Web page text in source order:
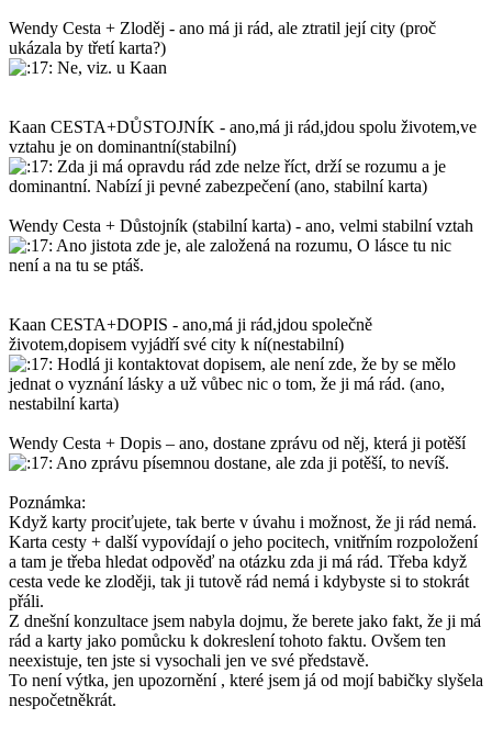
Wendy Cesta + Zloděj - ano má ji rád, ale ztratil její city (proč
ukázala by třetí karta?)
Ne, viz. u Kaan
Kaan CESTA+DŮSTOJNÍK - ano,má ji rád,jdou spolu životem,ve
vztahu je on dominantní(stabilní)
Zda ji má opravdu rád zde nelze říct, drží se rozumu a je
dominantní. Nabízí ji pevné zabezpečení (ano, stabilní karta)
Wendy Cesta + Důstojník (stabilní karta) - ano, velmi stabilní vztah
Ano jistota zde je, ale založená na rozumu, O lásce tu nic
není a na tu se ptáš.
Kaan CESTA+DOPIS - ano,má ji rád,jdou společně
životem,dopisem vyjádří své city k ní(nestabilní)
Hodlá ji kontaktovat dopisem, ale není zde, že by se mělo
jednat o vyznání lásky a už vůbec nic o tom, že ji má rád. (ano,
nestabilní karta)
Wendy Cesta + Dopis – ano, dostane zprávu od něj, která ji potěší
Ano zprávu písemnou dostane, ale zda ji potěší, to nevíš.
Poznámka:
Když karty prociťujete, tak berte v úvahu i možnost, že ji rád nemá.
Karta cesty + další vypovídají o jeho pocitech, vnitřním rozpoložení
a tam je třeba hledat odpověď na otázku zda ji má rád. Třeba když
cesta vede ke zloději, tak ji tutově rád nemá i kdybyste si to stokrát
přáli.
Z dnešní konzultace jsem nabyla dojmu, že berete jako fakt, že ji má
rád a karty jako pomůcku k dokreslení tohoto faktu. Ovšem ten
neexistuje, ten jste si vysochali jen ve své představě.
To není výtka, jen upozornění , které jsem já od mojí babičky slyšela
nespočetněkrát.